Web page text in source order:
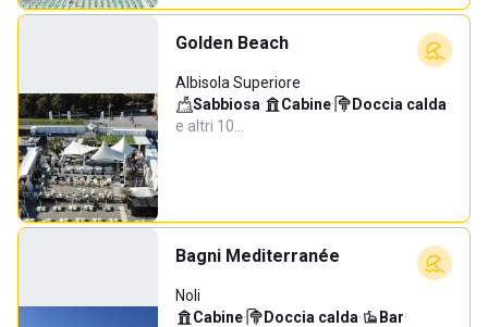
Golden Beach
Albisola Superiore
Sabbiosa· Cabine· Doccia calda·
e altri 10…
Bagni Mediterranée
Noli
Cabine· Doccia calda· Bar·